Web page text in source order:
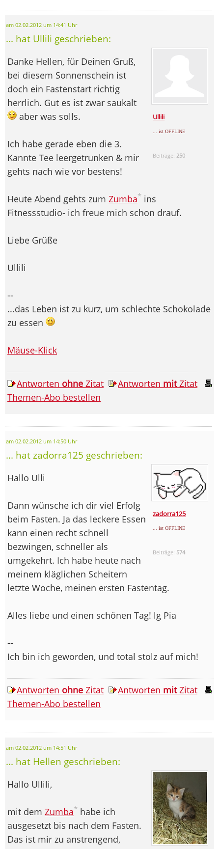
am 02.02.2012 um 14:41 Uhr
... hat Ullili geschrieben:
Ullili
... ist OFFLINE
Beiträge: 250
Danke Hellen, für Deinen Gruß,
bei diesem Sonnenschein ist
doch ein Fastenstart richtig
herrlich. Gut es ist zwar saukalt
aber was solls.
Ich habe gerade eben die 3.
Kannte Tee leergetrunken & mir
gehts nach wie vor bestens!
Heute Abend gehts zum Zumba* ins
Fitnessstudio- ich freue mich schon drauf.
Liebe Grüße
Ullili
--
...das Leben ist zu kurz, um schlechte Schokolade
zu essen
Mäuse-Klick
Antworten ohne Zitat Antworten mitZitat
Themen-Abo bestellen
am 02.02.2012 um 14:50 Uhr
... hat zadorra125 geschrieben:
zadorra125
... ist OFFLINE
Beiträge: 574
Hallo Ulli
Dann wünsche ich dir viel Erfolg
beim Fasten. Ja das leckere Essen
kann einen recht schnell
bezwingen, schneller als
umgekehrt. Ich habe heute nach
meinem kläglichen Scheitern
letzte Woche, meinen ersten Fastentag.
Alles liebe und einen schönen Tag! lg Pia
--
Ich bin ich geworden, und total stolz auf mich!
Antworten ohne Zitat Antworten mitZitat
Themen-Abo bestellen
am 02.02.2012 um 14:51 Uhr
... hat Hellen geschrieben:
Hallo Ullili,
mit dem Zumba* habe ich
ausgesetzt bis nach dem Fasten.
Das ist mir zu anstrengend,